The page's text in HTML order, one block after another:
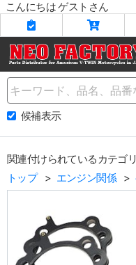
こんにちは ゲストさん
Name
候補表示
関連付けられているカテゴ
トップ
エンジン関係